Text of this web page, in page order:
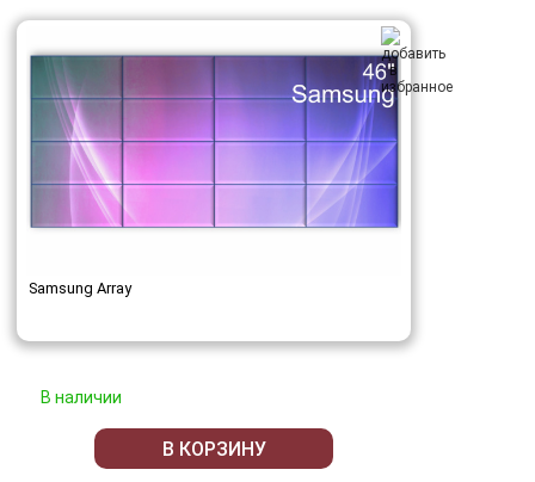
Samsung Array
В наличии
В КОРЗИНУ